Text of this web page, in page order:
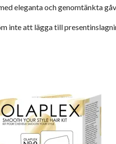
eleganta och genomtänkta
att lägga till